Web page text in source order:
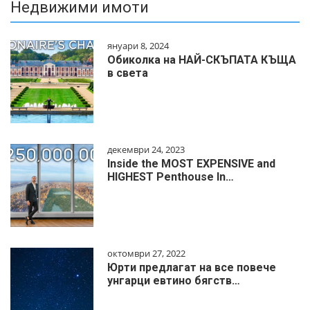
Недвижими имоти
януари 8, 2024
Обиколка на НАЙ-СКЪПАТА КЪЩА
в света
декември 24, 2023
Inside the MOST EXPENSIVE and
HIGHEST Penthouse In…
октомври 27, 2022
Юрти предлагат на все повече
унгарци евтино бягств…